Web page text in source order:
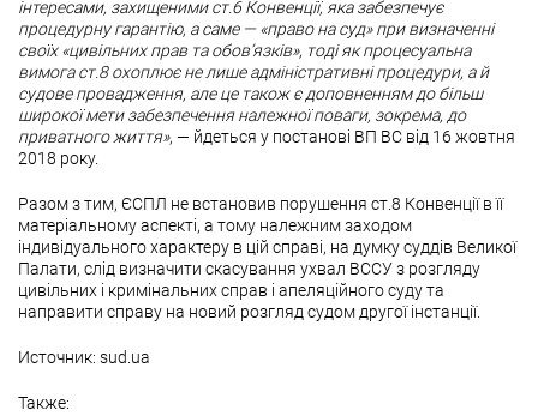
інтересами, захищеними ст.6 Конвенції, яка забезпечує
процедурну гарантію, а саме — «право на суд» при визначенні
своїх «цивільних прав та обов’язків», тоді як процесуальна
вимога ст.8 охоплює не лише адміністративні процедури, а й
судове провадження, але це також є доповненням до більш
широкої мети забезпечення належної поваги, зокрема, до
приватного життя», — йдеться у постанові ВП ВС від 16 жовтня
2018 року.
Разом з тим, ЄСПЛ не встановив порушення ст.8 Конвенції в її
матеріальному аспекті, а тому належним заходом
індивідуального характеру в цій справі, на думку суддів Великої
Палати, слід визначити скасування ухвал ВССУ з розгляду
цивільних і кримінальних справ і апеляційного суду та
направити справу на новий розгляд судом другої інстанції.
Источник: sud.ua
Также: